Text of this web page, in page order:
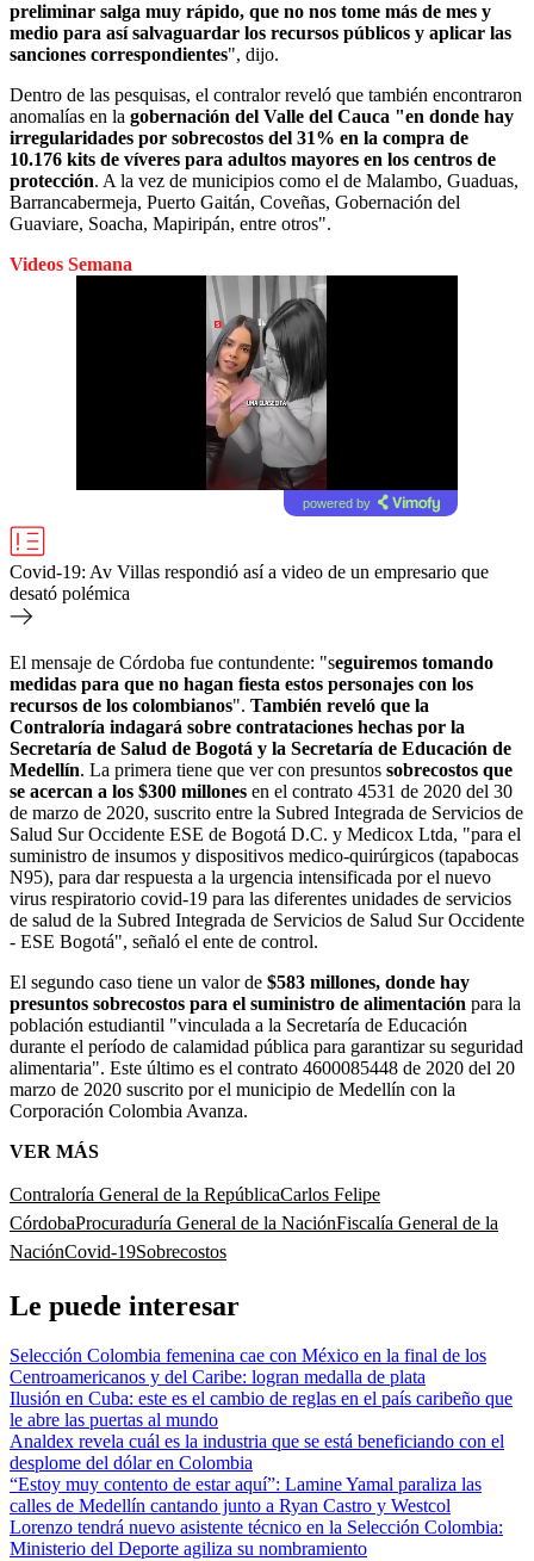
preliminar salga muy rápido, que no nos tome más de mes y
medio para así salvaguardar los recursos públicos y aplicar las
sanciones correspondientes", dijo.
Dentro de las pesquisas, el contralor reveló que también encontraron
anomalías en la gobernación del Valle del Cauca "en donde hay
irregularidades por sobrecostos del 31% en la compra de
10.176 kits de víveres para adultos mayores en los centros de
protección. A la vez de municipios como el de Malambo, Guaduas,
Barrancabermeja, Puerto Gaitán, Coveñas, Gobernación del
Guaviare, Soacha, Mapiripán, entre otros".
Videos Semana
powered by
Covid-19: Av Villas respondió así a video de un empresario que
desató polémica
El mensaje de Córdoba fue contundente: "seguiremos tomando
medidas para que no hagan fiesta estos personajes con los
recursos de los colombianos". También reveló que la
Contraloría indagará sobre contrataciones hechas por la
Secretaría de Salud de Bogotá y la Secretaría de Educación de
Medellín. La primera tiene que ver con presuntos sobrecostos que
se acercan a los $300 millones en el contrato 4531 de 2020 del 30
de marzo de 2020, suscrito entre la Subred Integrada de Servicios de
Salud Sur Occidente ESE de Bogotá D.C. y Medicox Ltda, "para el
suministro de insumos y dispositivos medico-quirúrgicos (tapabocas
N95), para dar respuesta a la urgencia intensificada por el nuevo
virus respiratorio covid-19 para las diferentes unidades de servicios
de salud de la Subred Integrada de Servicios de Salud Sur Occidente
- ESE Bogotá", señaló el ente de control.
El segundo caso tiene un valor de $583 millones, donde hay
presuntos sobrecostos para el suministro de alimentación para la
población estudiantil "vinculada a la Secretaría de Educación
durante el período de calamidad pública para garantizar su seguridad
alimentaria". Este último es el contrato 4600085448 de 2020 del 20
marzo de 2020 suscrito por el municipio de Medellín con la
Corporación Colombia Avanza.
VER MÁS
Contraloría General de la RepúblicaCarlos Felipe
CórdobaProcuraduría General de la NaciónFiscalía General de la
NaciónCovid-19Sobrecostos
Le puede interesar
Selección Colombia femenina cae con México en la final de los
Centroamericanos y del Caribe: logran medalla de plata
Ilusión en Cuba: este es el cambio de reglas en el país caribeño que
le abre las puertas al mundo
Analdex revela cuál es la industria que se está beneficiando con el
desplome del dólar en Colombia
“Estoy muy contento de estar aquí”: Lamine Yamal paraliza las
calles de Medellín cantando junto a Ryan Castro y Westcol
Lorenzo tendrá nuevo asistente técnico en la Selección Colombia:
Ministerio del Deporte agiliza su nombramiento